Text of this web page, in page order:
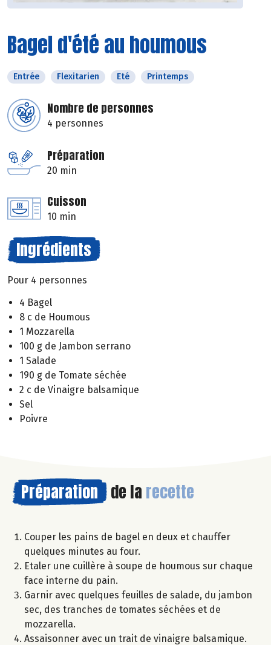
Bagel d'été au houmous
Entrée Flexitarien Eté Printemps
Nombre de personnes
4 personnes
Préparation
20 min
Cuisson
10 min
Ingrédients
Pour 4 personnes
4 Bagel
8 c de Houmous
1 Mozzarella
100 g de Jambon serrano
1 Salade
190 g de Tomate séchée
2 c de Vinaigre balsamique
Sel
Poivre
Préparation de la recette
Couper les pains de bagel en deux et chauffer
quelques minutes au four.
Etaler une cuillère à soupe de houmous sur chaque
face interne du pain.
Garnir avec quelques feuilles de salade, du jambon
sec, des tranches de tomates séchées et de
mozzarella.
Assaisonner avec un trait de vinaigre balsamique.